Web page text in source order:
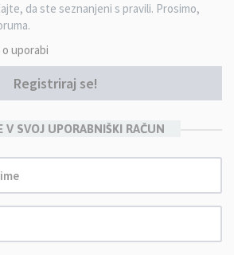
da ste seznanjeni s pravili. Prosimo,
o uporabi
Registriraj se!
V SVOJ UPORABNIŠKI RAČUN